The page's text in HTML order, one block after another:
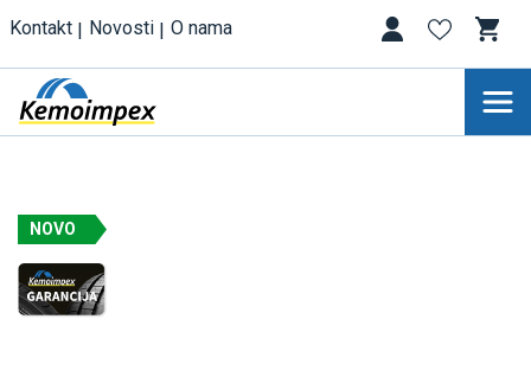
Kontakt Novosti O nama
NOVO